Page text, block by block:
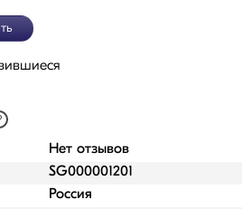
Нет отзывов
SG000001201
Россия